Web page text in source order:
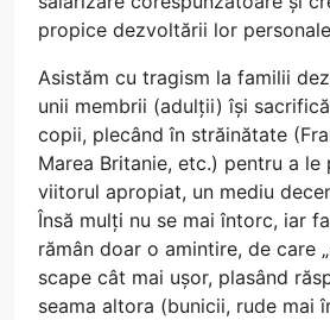
propice dezvoltării lor
Asistăm cu tragism la familii
unii membrii (adulții) își
copii, plecând în străinătate
Marea Britanie, etc.) pentru a le
viitorul apropiat, un mediu
Însă mulți nu se mai întorc, iar
rămân doar o amintire, de care
scape cât mai ușor, plasând
seama altora (bunicii, rude mai